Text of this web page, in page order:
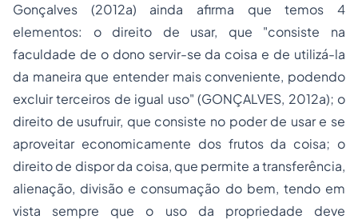
Gonçalves (2012a) ainda afirma que temos 4
elementos: o direito de usar, que "consiste na
faculdade de o dono servir-se da coisa e de utilizá-la
da maneira que entender mais conveniente, podendo
excluir terceiros de igual uso" (GONÇALVES, 2012a); o
direito de usufruir, que consiste no poder de usar e se
aproveitar economicamente dos frutos da coisa; o
direito de dispor da coisa, que permite a transferência,
alienação, divisão e consumação do bem, tendo em
vista sempre que o uso da propriedade deve